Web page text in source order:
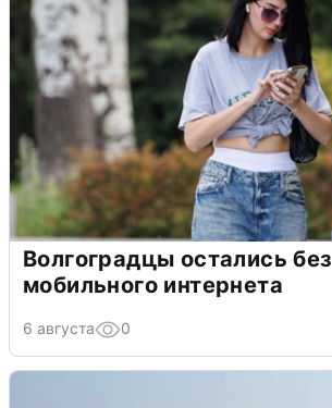
Волгоградцы остались без
мобильного интернета
6 августа 0